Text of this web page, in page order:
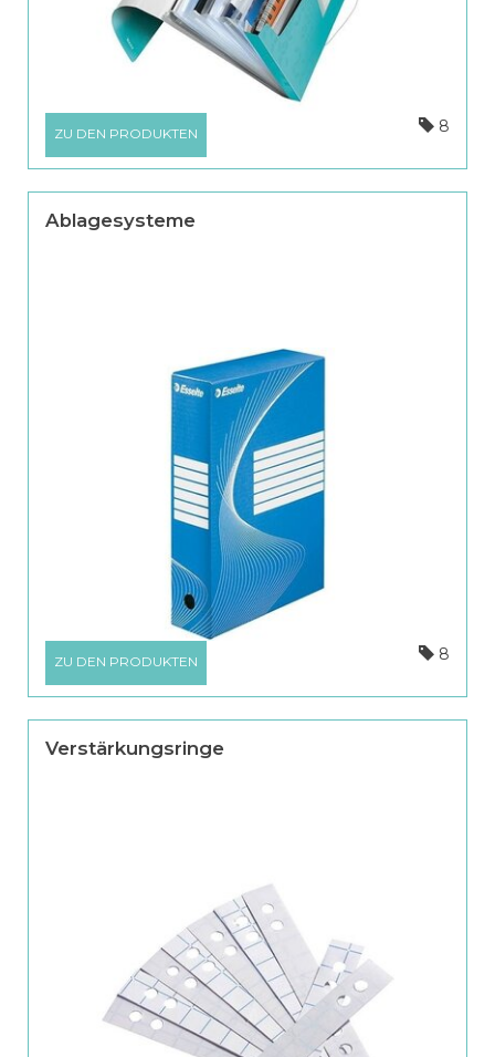
ZU DEN PRODUKTEN 8
Ablagesysteme
ZU DEN PRODUKTEN 8
Verstärkungsringe